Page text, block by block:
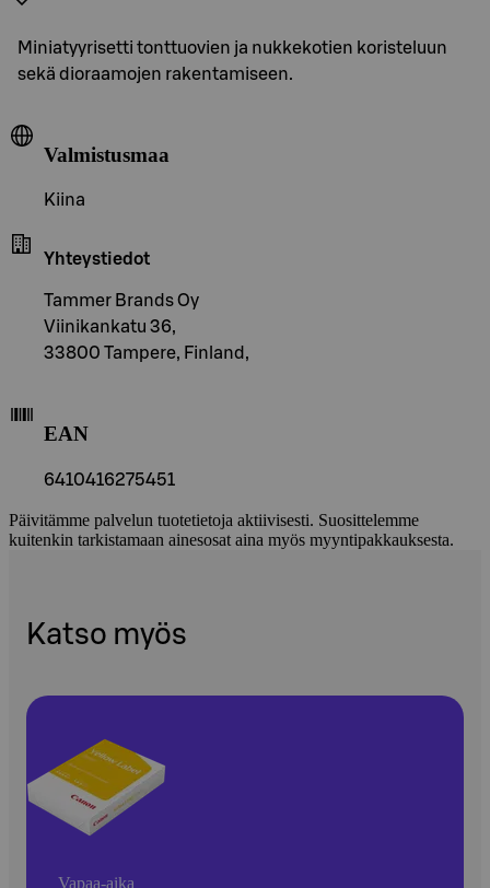
Miniatyyrisetti tonttuovien ja nukkekotien koristeluun
sekä dioraamojen rakentamiseen.
Valmistusmaa
Kiina
Yhteystiedot
Tammer Brands Oy
Viinikankatu 36,
33800 Tampere, Finland,
EAN
6410416275451
Päivitämme palvelun tuotetietoja aktiivisesti. Suosittelemme
kuitenkin tarkistamaan ainesosat aina myös myyntipakkauksesta.
Katso myös
Vapaa-aika